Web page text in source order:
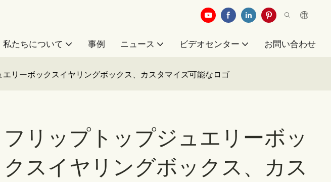
私たちについて 事例 ニュース ビデオセンター お問い合わせ
エリーボックスイヤリングボックス、カスタマイズ可能なロゴ
フリップトップジュエリーボッ
クスイヤリングボックス、カス